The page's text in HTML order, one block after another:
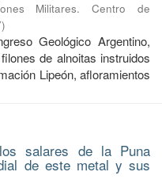
Militares. Centro de
)
Geológico Argentino,
de alnoitas instruidos
Lipeón, afloramientos
salares de la Puna
de este metal y sus